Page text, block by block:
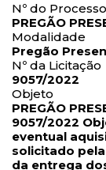
Nº do Processo
PREGÃO
Modalidade
Pregão
Nº da Licitação
9057/2022
Objeto
PREGÃO
9057/2022
eventual
solicitado
da entrega